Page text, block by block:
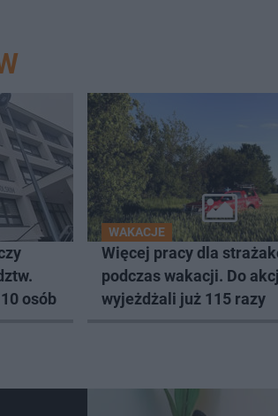
osób
WAKACJE
Więcej pracy dla
podczas wakacji. Do
wyjeżdżali już 115 razy